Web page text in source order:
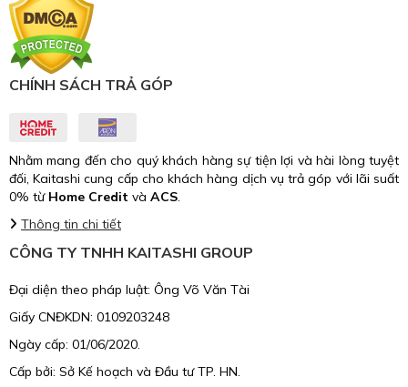
CHÍNH SÁCH TRẢ GÓP
Nhằm mang đến cho quý khách hàng sự tiện lợi và hài lòng tuyệt
đối, Kaitashi cung cấp cho khách hàng dịch vụ trả góp với lãi suất
0% từ Home Credit và ACS.
Thông tin chi tiết
CÔNG TY TNHH KAITASHI GROUP
Đại diện theo pháp luật: Ông Võ Văn Tài
Giấy CNĐKDN: 0109203248
Ngày cấp: 01/06/2020.
Cấp bởi: Sở Kế hoạch và Đầu tư TP. HN.